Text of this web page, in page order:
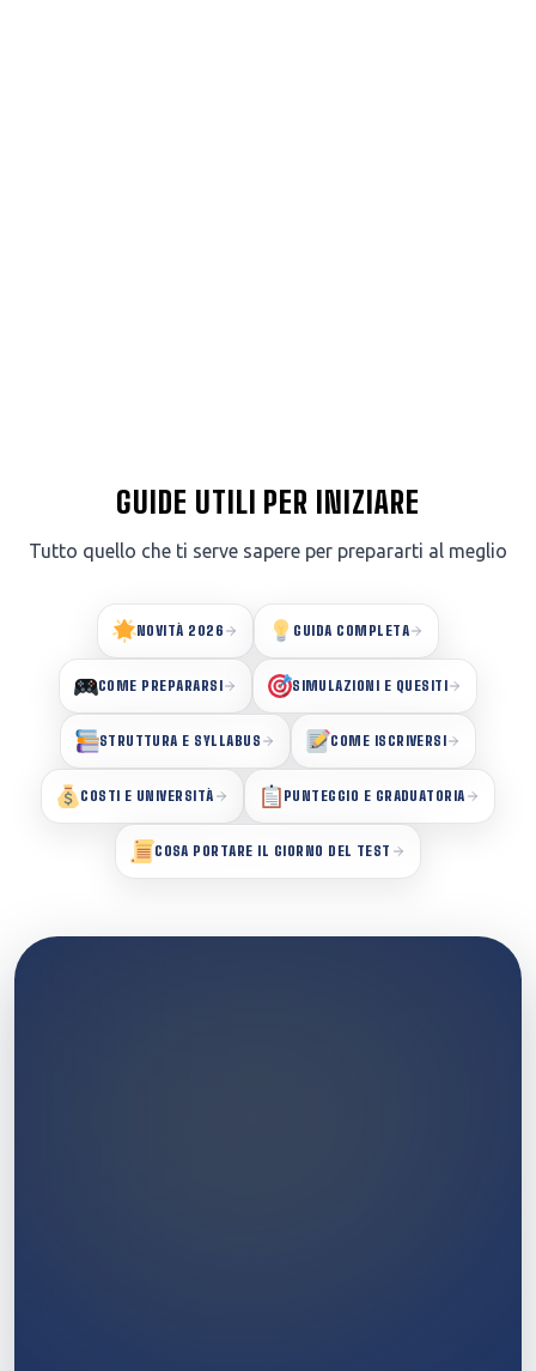
GUIDE UTILI PER INIZIARE
Tutto quello che ti serve sapere per prepararti al meglio
NOVITÀ 2026 GUIDA COMPLETA
COME PREPARARSI SIMULAZIONI E QUESITI
STRUTTURA E SYLLABUS COME ISCRIVERSI
COSTI E UNIVERSITÀ PUNTEGGIO E GRADUATORIA
COSA PORTARE IL GIORNO DEL TEST